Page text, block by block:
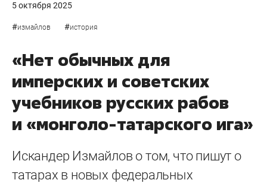
5 октября 2025
#измайлов #история
«Нет обычных для
имперских и советских
учебников русских рабов
и «монголо-татарского ига»
Искандер Измайлов о том, что пишут о
татарах в новых федеральных